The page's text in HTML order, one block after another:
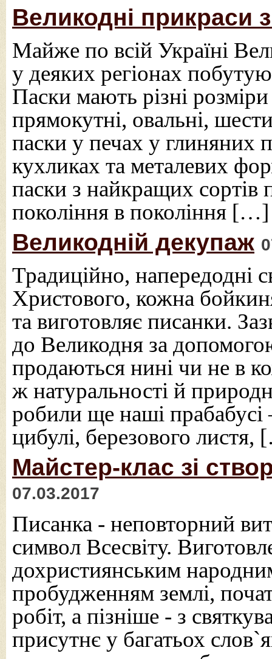
Великодні прикраси
Майже по всій Україні
у деяких регіонах
Паски мають різні
прямокутні, овальні,
паски у печах у глиняних
кухликах та металевих
паски з найкращих
покоління в покоління […]
Великодній декупаж
Традиційно, напередодні
Христового, кожна
та виготовляє писанки.
до Великодня за
продаються нині чи не в
ж натуральності й
робили ще наші
цибулі, березового
Майстер-клас зі
07.03.2017
Писанка - неповторний
символ Всесвіту.
дохристиянським
пробудженням землі,
робіт, а пізніше - з
присутнє у багатьох